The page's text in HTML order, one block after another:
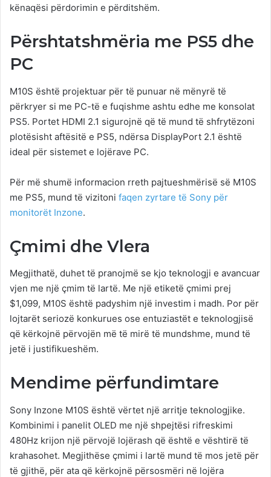
kënaqësi përdorimin e përditshëm.
Përshtatshmëria me PS5 dhe
PC
M10S është projektuar për të punuar në mënyrë të
përkryer si me PC-të e fuqishme ashtu edhe me konsolat
PS5. Portet HDMI 2.1 sigurojnë që të mund të shfrytëzoni
plotësisht aftësitë e PS5, ndërsa DisplayPort 2.1 është
ideal për sistemet e lojërave PC.
Për më shumë informacion rreth pajtueshmërisë së M10S
me PS5, mund të vizitoni faqen zyrtare të Sony për
monitorët Inzone.
Çmimi dhe Vlera
Megjithatë, duhet të pranojmë se kjo teknologji e avancuar
vjen me një çmim të lartë. Me një etiketë çmimi prej
$1,099, M10S është padyshim një investim i madh. Por për
lojtarët seriozë konkurues ose entuziastët e teknologjisë
që kërkojnë përvojën më të mirë të mundshme, mund të
jetë i justifikueshëm.
Mendime përfundimtare
Sony Inzone M10S është vërtet një arritje teknologjike.
Kombinimi i panelit OLED me një shpejtësi rifreskimi
480Hz krijon një përvojë lojërash që është e vështirë të
krahasohet. Megjithëse çmimi i lartë mund të mos jetë për
të gjithë, për ata që kërkojnë përsosmëri në lojëra